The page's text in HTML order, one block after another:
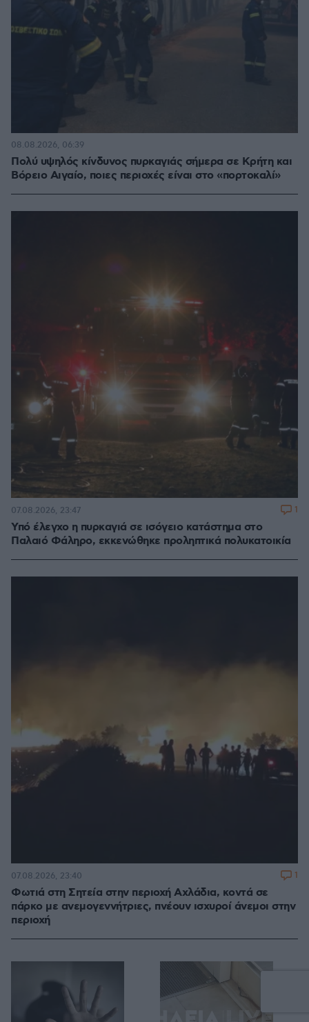
Πολύ υψηλός κίνδυνος πυρκαγιάς σήμερα σε Κρήτη και
Βόρειο Αιγαίο, ποιες περιοχές είναι στο «πορτοκαλί»
08.08.2026, 06:39
Υπό έλεγχο η πυρκαγιά σε ισόγειο κατάστημα στο
Παλαιό Φάληρο, εκκενώθηκε προληπτικά πολυκατοικία
07.08.2026, 23:47 1
Φωτιά στη Σητεία στην περιοχή Αχλάδια, κοντά σε
πάρκο με ανεμογεννήτριες, πνέουν ισχυροί άνεμοι στην
περιοχή
07.08.2026, 23:40 1